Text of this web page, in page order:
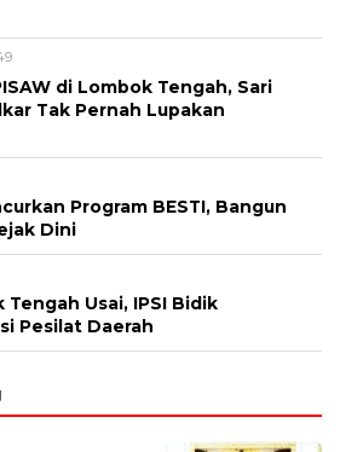
di Lombok Tengah, Sari
Tak Pernah Lupakan
Program BESTI, Bangun
Dini
Usai, IPSI Bidik
Pesilat Daerah